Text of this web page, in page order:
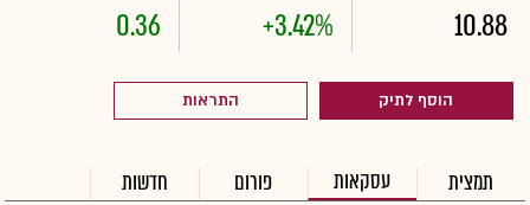
10.88
+3.42%
0.36
הוסף לתיק התראות
תמצית עסקאות פורום חדשות